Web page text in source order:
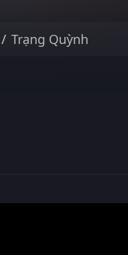
Trạng Quỳnh